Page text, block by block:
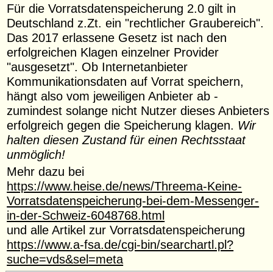
Für die Vorratsdatenspeicherung 2.0 gilt in
Deutschland z.Zt. ein "rechtlicher Graubereich".
Das 2017 erlassene Gesetz ist nach den
erfolgreichen Klagen einzelner Provider
"ausgesetzt". Ob Internetanbieter
Kommunikationsdaten auf Vorrat speichern,
hängt also vom jeweiligen Anbieter ab -
zumindest solange nicht Nutzer dieses Anbieters
erfolgreich gegen die Speicherung klagen. Wir
halten diesen Zustand für einen Rechtsstaat
unmöglich!
Mehr dazu bei
https://www.heise.de/news/Threema-Keine-
Vorratsdatenspeicherung-bei-dem-Messenger-
in-der-Schweiz-6048768.html
und alle Artikel zur Vorratsdatenspeicherung
https://www.a-fsa.de/cgi-bin/searchartl.pl?
suche=vds&sel=meta